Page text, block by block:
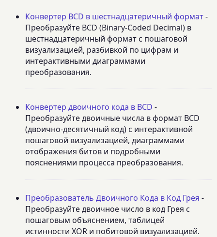
Конвертер BCD в шестнадцатеричный формат-
Преобразуйте BCD (Binary-Coded Decimal) в
шестнадцатеричный формат с пошаговой
визуализацией, разбивкой по цифрам и
интерактивными диаграммами
преобразования.
Конвертер двоичного кода в BCD -
Преобразуйте двоичные числа в формат BCD
(двоично-десятичный код) с интерактивной
пошаговой визуализацией, диаграммами
отображения битов и подробными
пояснениями процесса преобразования.
Преобразователь Двоичного Кода в Код Грея -
Преобразуйте двоичное число в код Грея с
пошаговым объяснением, таблицей
истинности XOR и побитовой визуализацией.